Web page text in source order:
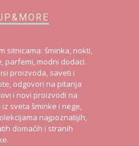
sitnicama: šminka, nokti,
parfemi, modni dodaci.
proizvoda, saveti i
odgovori na pitanja
i novi proizvodi na
sveta šminke i nege,
najpoznatijih,
domaćih i stranih